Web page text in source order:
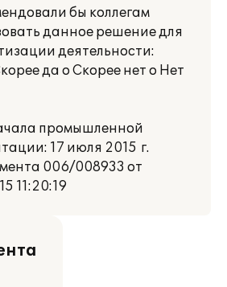
бы коллегам
данное решение для
деятельности:
да o Скорее нет o Нет
промышленной
17 июля 2015 г.
006/008933 от
11:20:19